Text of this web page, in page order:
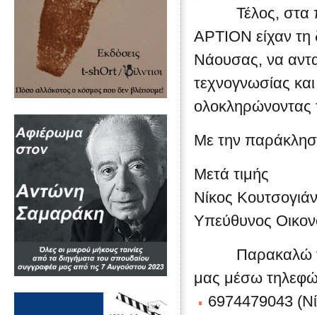
Τέλος, στα
ΑΡΤΙΟΝ είχαν τη
Νάουσας, να
τεχνογνωσίας
ολοκληρώνοντας
Με την
Μετά τιμής
Νίκος
Υπεύθυνος
Παρακαλώ για
μας μέσω
6974479043